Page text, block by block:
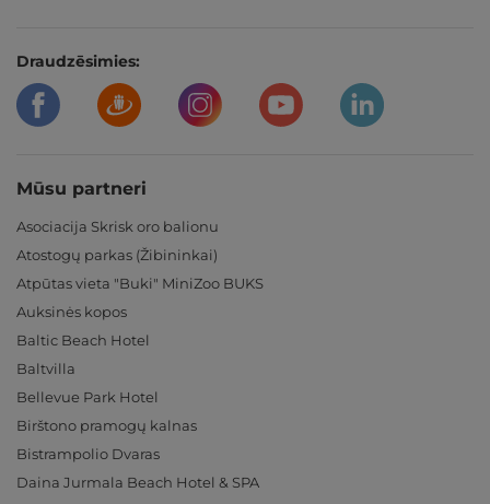
Draudzēsimies:
Mūsu partneri
Asociacija Skrisk oro balionu
Atostogų parkas (Žibininkai)
Atpūtas vieta "Buki" MiniZoo BUKS
Auksinės kopos
Baltic Beach Hotel
Baltvilla
Bellevue Park Hotel
Birštono pramogų kalnas
Bistrampolio Dvaras
Daina Jurmala Beach Hotel & SPA